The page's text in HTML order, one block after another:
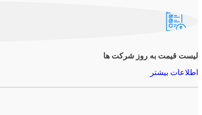
لیست قیمت به روز شرکت ها
اطلاعات بیشتر